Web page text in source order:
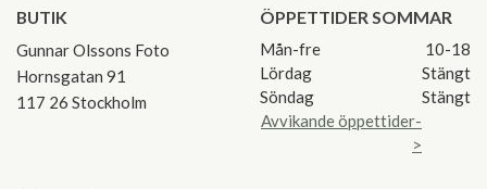
BUTIK
Gunnar Olssons Foto
Hornsgatan 91
117 26 Stockholm
ÖPPETTIDER SOMMAR
Mån-fre
10-18
Lördag
Stängt
Söndag
Stängt
Avvikande öppettider-
>